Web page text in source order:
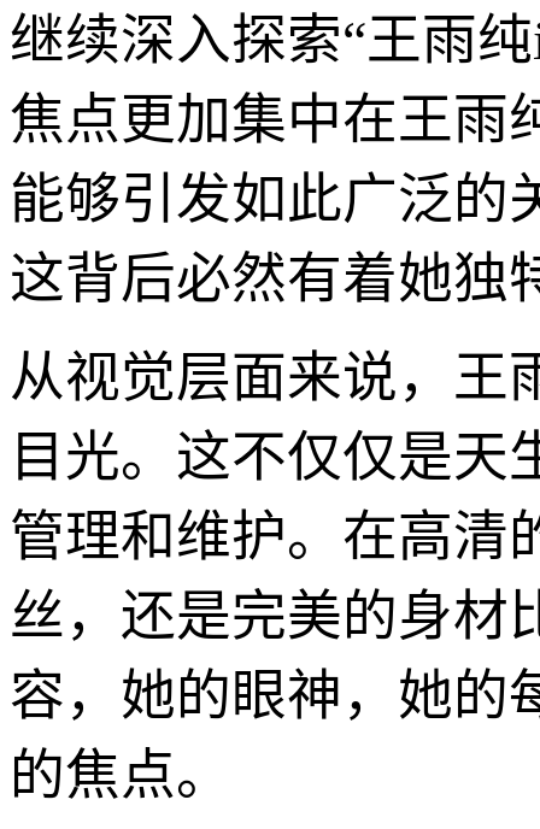
继续深入探索“王雨
焦点更加集中在王雨
能够引发如此广泛的
这背后必然有着她独
从视觉层面来说，王
目光。这不仅仅是
管理和维护。在高清
丝，还是完美的身材
容，她的眼神，她的
的焦点。